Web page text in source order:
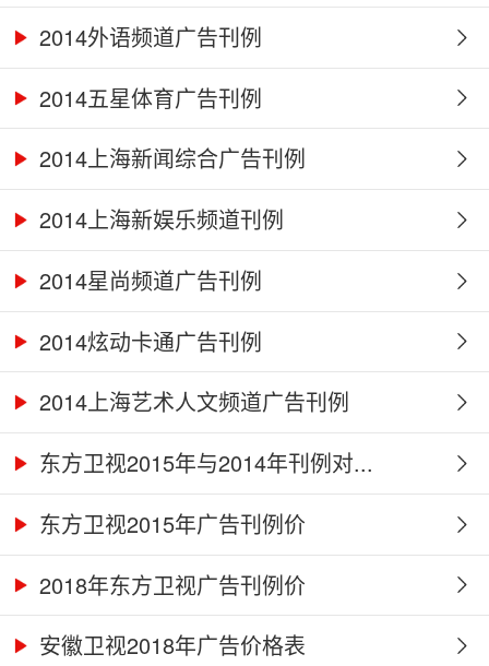
2014外语频道广告刊例
2014五星体育广告刊例
2014上海新闻综合广告刊例
2014上海新娱乐频道刊例
2014星尚频道广告刊例
2014炫动卡通广告刊例
2014上海艺术人文频道广告刊例
东方卫视2015年与2014年刊例对...
东方卫视2015年广告刊例价
2018年东方卫视广告刊例价
安徽卫视2018年广告价格表